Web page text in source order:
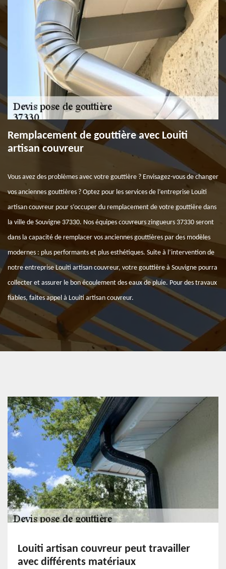
Remplacement de gouttière avec Louiti
artisan couvreur
Vous avez des problèmes avec votre gouttière ? Envisagez-vous de changer
vos anciennes gouttières ? Optez pour les services de l’entreprise Louiti
artisan couvreur pour s’occuper du remplacement de votre gouttière dans
la ville de Souvigne 37330. Nos équipes couvreurs zingueurs 37330 seront
dans la capacité de remplacer vos anciennes gouttières par des modèles
modernes : plus performants et plus esthétiques. Suite à l’intervention de
notre entreprise Louiti artisan couvreur, votre gouttière à Souvigne pourra
collecter et assurer le bon écoulement des eaux de pluie. Pour des travaux
fiables, faites appel à Louiti artisan couvreur.
Louiti artisan couvreur peut travailler
avec différents matériaux